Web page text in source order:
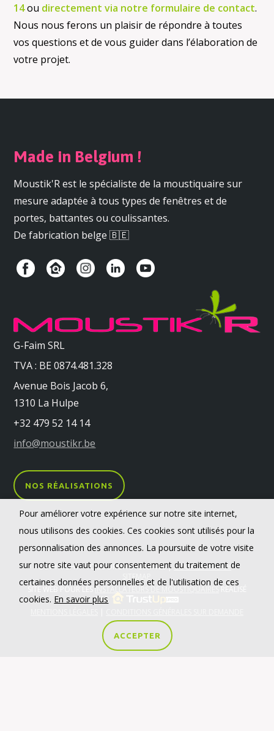
14ou directement via notre formulaire de contact.
Nous nous ferons un plaisir de répondre à toutes
vos questions et de vous guider dans l’élaboration de
votre projet.
Made in Belgium !
Moustik'R est le spécialiste de la moustiquaire sur
mesure adaptée à tous types de fenêtres et de
portes, battantes ou coulissantes.
De fabrication belge 🇧🇪
G-Faim SRL
TVA : BE 0874.481.328
Avenue Bois Jacob 6,
1310 La Hulpe
+32 479 52 14 14
info@moustikr.be
NOS RÉALISATIONS
COPYRIGHT - TOUS DROITS RÉSERVÉS | COOKIES POLICY-
SITEMAP
SITE WEB POUR LESINSTALLATEURS DE MOUSTIQUAIRES
PAR
Pour améliorer votre expérience sur notre site internet,
nous utilisons des cookies. Ces cookies sont utilisés pour la
personnalisation des annonces. La poursuite de votre visite
sur notre site vaut pour consentement du traitement de
certaines données personnelles et de l'utilisation de ces
cookies. En savoir plus
ACCEPTER